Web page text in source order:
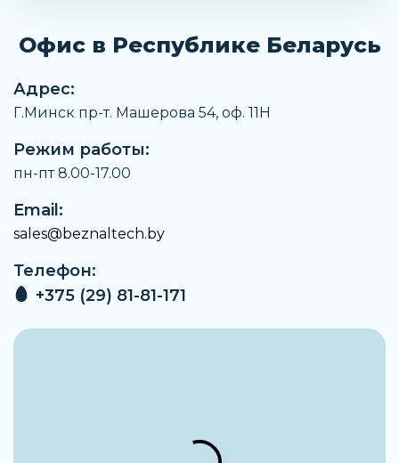
Наименование
Заказать
Офис в Республике Беларусь
Адрес:
Г.Минск пр-т. Машерова 54, оф. 11H
Режим работы:
пн-пт 8.00-17.00
Email:
sales@beznaltech.by
Телефон:
+375 (29) 81-81-171